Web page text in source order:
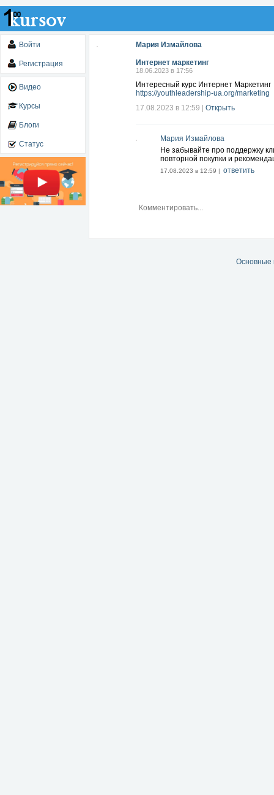
Войти
Регистрация
Видео
Курсы
Блоги
Статус
Мария Измайлова
Интернет маркетинг
18.06.2023 в 17:56
Интересный курс Интернет Маркетинг
https://youthleadership-ua.org/marketing
17.08.2023 в 12:59
Открыть
Мария Измайлова
Не забывайте про поддержку
повторной покупки и
17.08.2023 в 12:59 | ответить
Основные